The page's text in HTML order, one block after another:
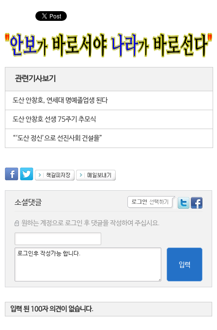
관련기사보기
도산 안창호, 연세대 명예졸업생 된다
도산 안창호 선생 75주기 추모식
“‘도산 정신’으로 선진사회 건설을”
소셜댓글
원하는 계정으로 로그인 후 댓글을 작성하여 주십시요.
입력
입력 된 100자 의견이 없습니다.